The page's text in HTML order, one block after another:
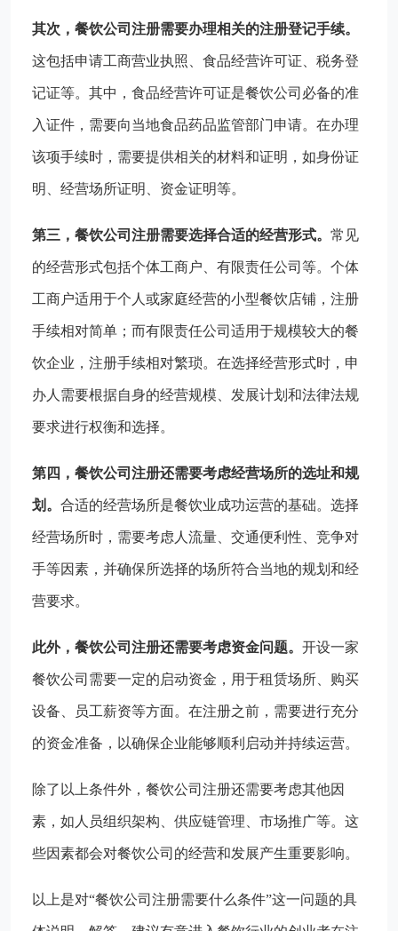
其次，餐饮公司注册需要办理相关的注册登记手续。
这包括申请工商营业执照、食品经营许可证、税务登
记证等。其中，食品经营许可证是餐饮公司必备的准
入证件，需要向当地食品药品监管部门申请。在办理
该项手续时，需要提供相关的材料和证明，如身份证
明、经营场所证明、资金证明等。
第三，餐饮公司注册需要选择合适的经营形式。 常见
的经营形式包括个体工商户、有限责任公司等。个体
工商户适用于个人或家庭经营的小型餐饮店铺，注册
手续相对简单；而有限责任公司适用于规模较大的餐
饮企业，注册手续相对繁琐。在选择经营形式时，申
办人需要根据自身的经营规模、发展计划和法律法规
要求进行权衡和选择。
第四，餐饮公司注册还需要考虑经营场所的选址和规
划。 合适的经营场所是餐饮业成功运营的基础。选择
经营场所时，需要考虑人流量、交通便利性、竞争对
手等因素，并确保所选择的场所符合当地的规划和经
营要求。
此外，餐饮公司注册还需要考虑资金问题。 开设一家
餐饮公司需要一定的启动资金，用于租赁场所、购买
设备、员工薪资等方面。在注册之前，需要进行充分
的资金准备，以确保企业能够顺利启动并持续运营。
除了以上条件外，餐饮公司注册还需要考虑其他因
素，如人员组织架构、供应链管理、市场推广等。这
些因素都会对餐饮公司的经营和发展产生重要影响。
以上是对“餐饮公司注册需要什么条件”这一问题的具